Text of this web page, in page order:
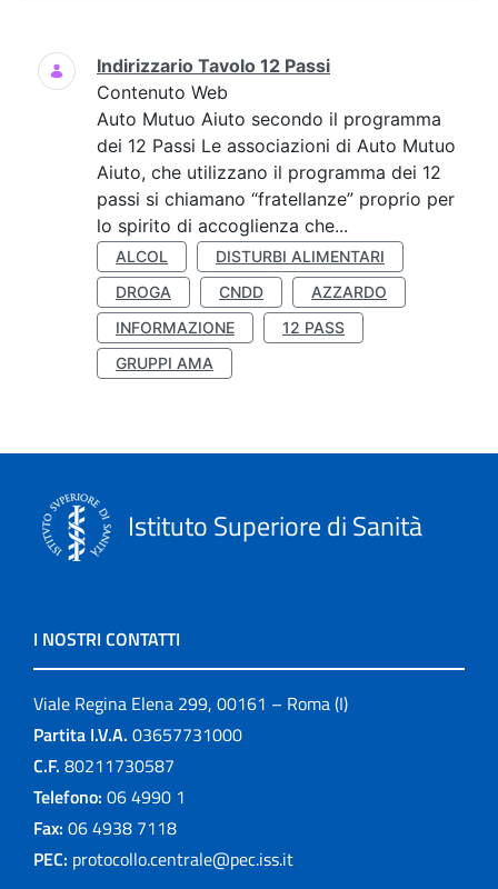
Ricerca
Indirizzario Tavolo 12 Passi
Contenuto Web
Auto Mutuo Aiuto secondo il programma
dei 12 Passi Le associazioni di Auto Mutuo
Aiuto, che utilizzano il programma dei 12
passi si chiamano “fratellanze” proprio per
lo spirito di accoglienza che...
ALCOL
DISTURBI ALIMENTARI
DROGA
CNDD
AZZARDO
INFORMAZIONE
12 PASS
GRUPPI AMA
Istituto Superiore di Sanità
I NOSTRI CONTATTI
Viale Regina Elena 299, 00161 – Roma (I)
Partita I.V.A. 03657731000
C.F. 80211730587
Telefono: 06 4990 1
Fax: 06 4938 7118
PEC: protocollo.centrale@pec.iss.it